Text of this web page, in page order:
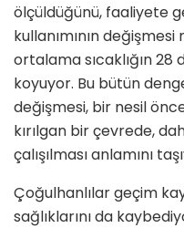
ölçüldüğünü, faaliyete
kullanımının değişmesi
ortalama sıcaklığın 28
koyuyor. Bu bütün
değişmesi, bir nesil
kırılgan bir çevrede,
çalışılması anlamını
Çoğulhanlılar geçim
sağlıklarını da